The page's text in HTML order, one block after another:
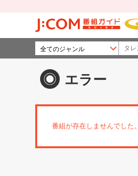
エラー
番組が存在しませんでした。